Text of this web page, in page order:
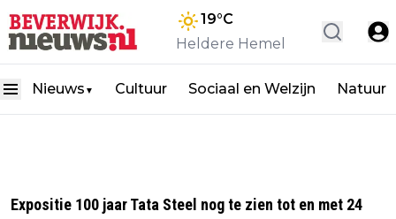
19°C
Heldere Hemel
Nieuws ▼ Cultuur Sociaal en Welzijn Natuur
Expositie 100 jaar Tata Steel nog te zien tot en met 24